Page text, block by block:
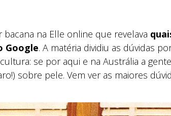
bacana na Elle online que revelava
Google. A matéria dividiu as dúvidas
se por aqui e na Austrália a
sobre pele. Vem ver as maiores